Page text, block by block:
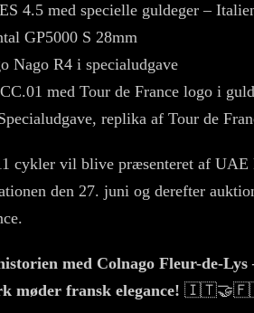
4.5 med specielle guldeger –
GP5000 S 28mm
Nago R4 i specialudgave
med Tour de France logo i guld
replika af Tour de
cykler vil blive præsenteret af UAE
den 27. juni og derefter
med Colnago Fleur-de-
møder fransk elegance!